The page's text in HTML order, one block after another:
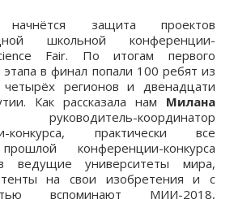
защита проектов
школьной конференции-
Fair. По итогам первого
в финал попали 100 ребят из
регионов и двенадцати
Как рассказала нам Милана
координатор
конкурса, практически все
конференции-конкурса
ведущие университеты мира,
на свои изобретения и с
вспоминают МИИ-2018,